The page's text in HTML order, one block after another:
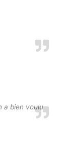
a bien voulu